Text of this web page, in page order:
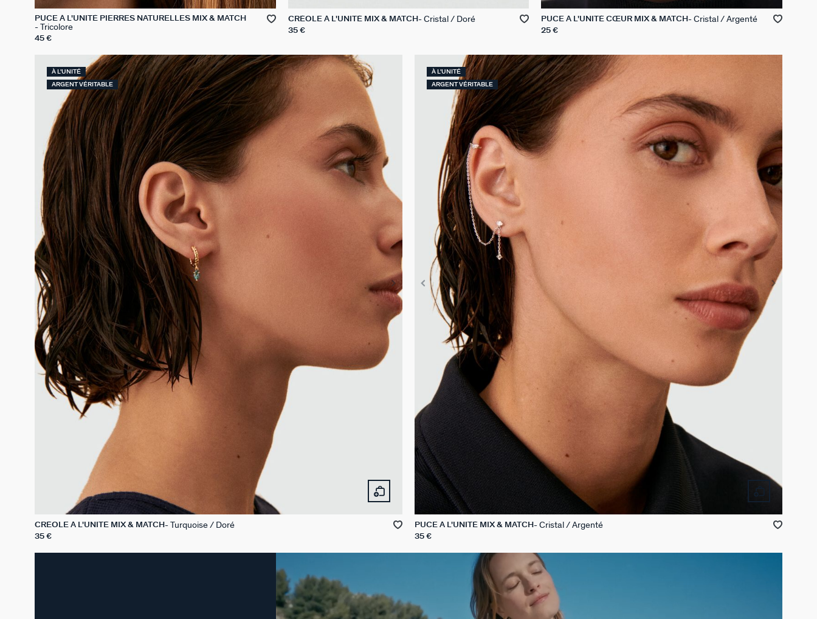
PUCE À L'UNITÉ PIERRES NATURELLES MIX & MATCH
Tricolore
45 €
CRÉOLE À L'UNITÉ MIX & MATCH Cristal / Doré
35 €
PUCE À L'UNITÉ CŒUR MIX & MATCH Cristal / Argenté
25 €
À L'UNITÉ
ARGENT VÉRITABLE
CRÉOLE À L'UNITÉ MIX & MATCH Turquoise / Doré
35 €
À L'UNITÉ
ARGENT VÉRITABLE
PUCE À L'UNITÉ MIX & MATCH Cristal / Argenté
35 €